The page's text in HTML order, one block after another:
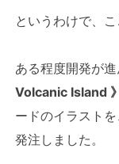
というわけで、
ある程度開発が
Volcanic Island 》
ードのイラスト
発注しました。